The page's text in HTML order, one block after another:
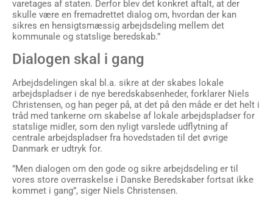
varetages af staten. Derfor blev det konkret aftalt, at der
skulle være en fremadrettet dialog om, hvordan der kan
sikres en hensigtsmæssig arbejdsdeling mellem det
kommunale og statslige beredskab.”
Dialogen skal i gang
Arbejdsdelingen skal bl.a. sikre at der skabes lokale
arbejdspladser i de nye beredskabsenheder, forklarer Niels
Christensen, og han peger på, at det på den måde er det helt i
tråd med tankerne om skabelse af lokale arbejdspladser for
statslige midler, som den nyligt varslede udflytning af
centrale arbejdspladser fra hovedstaden til det øvrige
Danmark er udtryk for.
”Men dialogen om den gode og sikre arbejdsdeling er til
vores store overraskelse i Danske Beredskaber fortsat ikke
kommet i gang”, siger Niels Christensen.